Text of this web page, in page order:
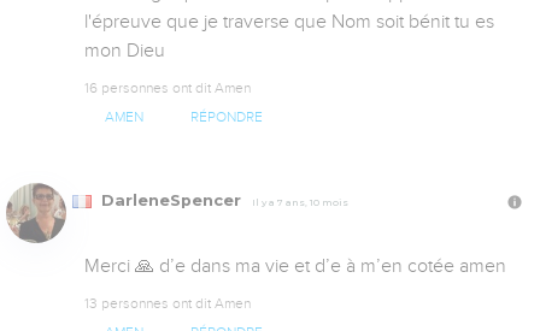
l'épreuve que je traverse que Nom soit bénit tu es
mon Dieu
16 personnes ont dit Amen
AMEN RÉPONDRE
DarleneSpencer Il y a 7 ans, 10 mois
Merci 🙏 d’e dans ma vie et d’e à m’en cotée amen
13 personnes ont dit Amen